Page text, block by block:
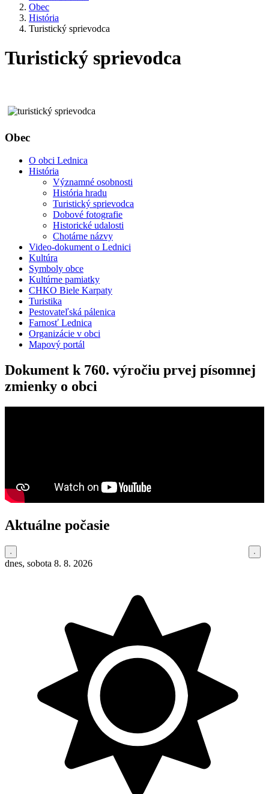
Obec
História
Turistický sprievodca
Turistický sprievodca
Obec
O obci Lednica
História
Významné osobnosti
História hradu
Turistický sprievodca
Dobové fotografie
Historické udalosti
Chotárne názvy
Video-dokument o Lednici
Kultúra
Symboly obce
Kultúrne pamiatky
CHKO Biele Karpaty
Turistika
Pestovateľská pálenica
Farnosť Lednica
Organizácie v obci
Mapový portál
Dokument k 760. výročiu prvej písomnej
zmienky o obci
Aktuálne počasie
dnes, sobota 8. 8. 2026